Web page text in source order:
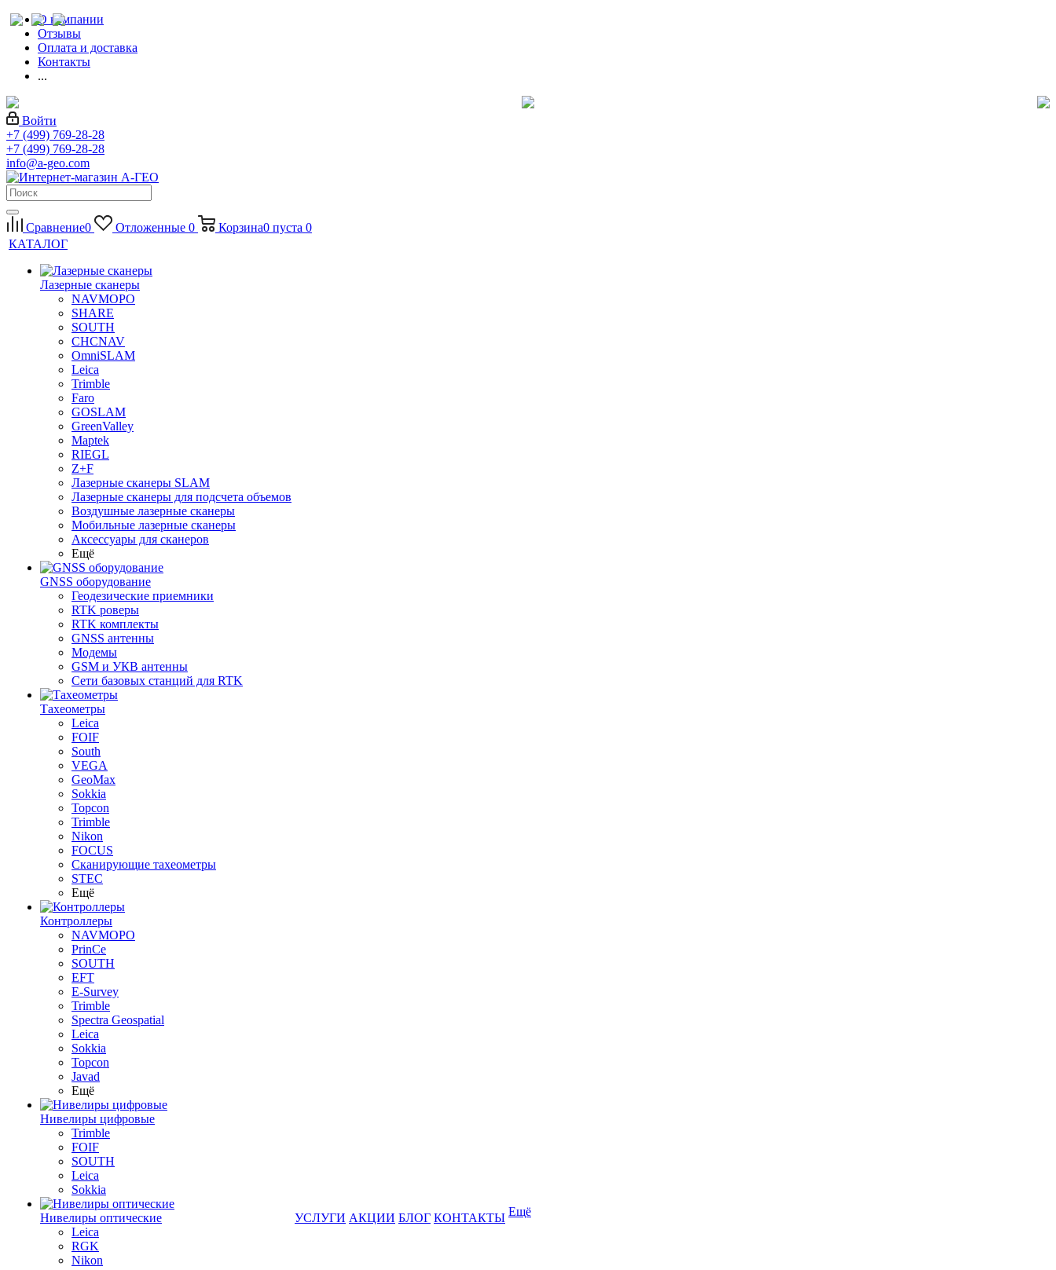
О компании
Отзывы
Оплата и доставка
Контакты
...
Войти
+7 (499) 769-28-28
+7 (499) 769-28-28
info@a-geo.com
Сравнение0 Отложенные 0 Корзина0 пуста 0
КАТАЛОГ
Лазерные сканеры
NAVMOPO
SHARE
SOUTH
CHCNAV
OmniSLAM
Leica
Trimble
Faro
GOSLAM
GreenValley
Maptek
RIEGL
Z+F
Лазерные сканеры SLAM
Лазерные сканеры для подсчета объемов
Воздушные лазерные сканеры
Мобильные лазерные сканеры
Аксессуары для сканеров
Ещё
GNSS оборудование
Геодезические приемники
RTK роверы
RTK комплекты
GNSS антенны
Модемы
GSM и УКВ антенны
Сети базовых станций для RTK
Тахеометры
Leica
FOIF
South
VEGA
GeoMax
Sokkia
Topcon
Trimble
Nikon
FOCUS
Сканирующие тахеометры
STEC
Ещё
Контроллеры
NAVMOPO
PrinCe
SOUTH
EFT
E-Survey
Trimble
Spectra Geospatial
Leica
Sokkia
Topcon
Javad
Ещё
Нивелиры цифровые
Trimble
FOIF
SOUTH
Leica
Sokkia
Нивелиры оптические
Leica
RGK
Nikon
УСЛУГИ АКЦИИ БЛОГ КОНТАКТЫ Ещё